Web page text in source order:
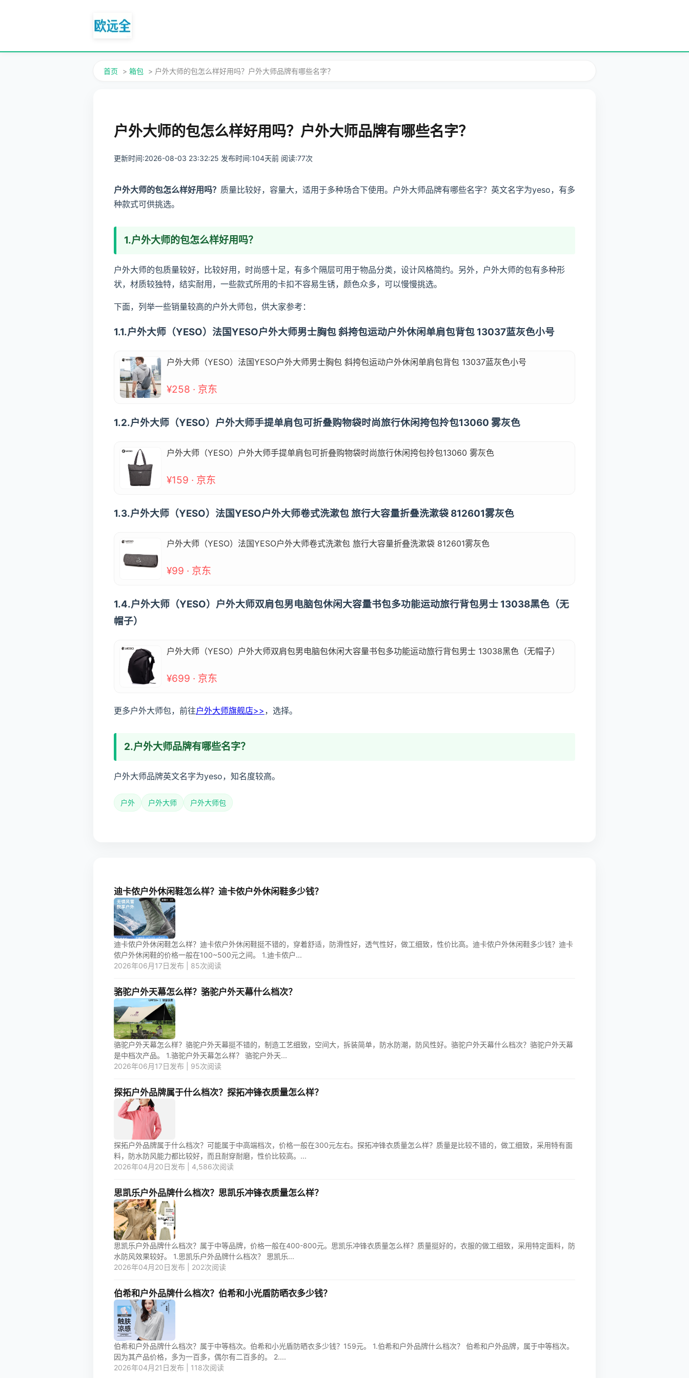
首页 > 箱包 > 户外大师的包怎么样好用吗？户外大师品牌有哪些名字？
户外大师的包怎么样好用吗？户外大师品牌有哪些名字？
更新时间:2026-08-03 23:32:25 发布时间:104天前 阅读:77次
户外大师的包怎么样好用吗？ 质量比较好，容量大，适用于多种场合下使用。户外大师品牌有哪些名字？英文名字为yeso，有多
种款式可供挑选。
1.户外大师的包怎么样好用吗？
户外大师的包质量较好，比较好用，时尚感十足，有多个隔层可用于物品分类，设计风格简约。另外，户外大师的包有多种形
状，材质较独特，结实耐用，一些款式所用的卡扣不容易生锈，颜色众多，可以慢慢挑选。
下面，列举一些销量较高的户外大师包，供大家参考：
1.1.户外大师（YESO）法国YESO户外大师男士胸包 斜挎包运动户外休闲单肩包背包 13037蓝灰色小号
户外大师（YESO）法国YESO户外大师男士胸包 斜挎包运动户外休闲单肩包背包 13037蓝灰色小号
¥258 · 京东
1.2.户外大师（YESO）户外大师手提单肩包可折叠购物袋时尚旅行休闲挎包拎包13060 雾灰色
户外大师（YESO）户外大师手提单肩包可折叠购物袋时尚旅行休闲挎包拎包13060 雾灰色
¥159 · 京东
1.3.户外大师（YESO）法国YESO户外大师卷式洗漱包 旅行大容量折叠洗漱袋 812601雾灰色
户外大师（YESO）法国YESO户外大师卷式洗漱包 旅行大容量折叠洗漱袋 812601雾灰色
¥99 · 京东
1.4.户外大师（YESO）户外大师双肩包男电脑包休闲大容量书包多功能运动旅行背包男士 13038黑色（无
帽子）
户外大师（YESO）户外大师双肩包男电脑包休闲大容量书包多功能运动旅行背包男士 13038黑色（无帽子）
¥699 · 京东
更多户外大师包，前往户外大师旗舰店>> ，选择。
2.户外大师品牌有哪些名字？
户外大师品牌英文名字为yeso，知名度较高。
户外 户外大师 户外大师包
迪卡侬户外休闲鞋怎么样？迪卡侬户外休闲鞋多少钱？
迪卡侬户外休闲鞋怎么样？迪卡侬户外休闲鞋挺不错的，穿着舒适，防滑性好，透气性好，做工细致，性价比高。迪卡侬户外休闲鞋多少钱？迪卡
侬户外休闲鞋的价格一般在100~500元之间。 1.迪卡侬户...
2026年06月17日发布 | 85次阅读
骆驼户外天幕怎么样？骆驼户外天幕什么档次？
骆驼户外天幕怎么样？骆驼户外天幕挺不错的，制造工艺细致，空间大，拆装简单，防水防潮，防风性好。骆驼户外天幕什么档次？骆驼户外天幕
是中档次产品。 1.骆驼户外天幕怎么样？ 骆驼户外天...
2026年06月17日发布 | 95次阅读
探拓户外品牌属于什么档次？探拓冲锋衣质量怎么样？
探拓户外品牌属于什么档次？可能属于中高端档次，价格一般在300元左右。探拓冲锋衣质量怎么样？质量是比较不错的，做工细致，采用特有面
料，防水防风能力都比较好，而且耐穿耐磨，性价比较高。...
2026年04月20日发布 | 4,586次阅读
思凯乐户外品牌什么档次？思凯乐冲锋衣质量怎么样？
思凯乐户外品牌什么档次？属于中等品牌，价格一般在400-800元。思凯乐冲锋衣质量怎么样？质量挺好的，衣服的做工细致，采用特定面料，防
水防风效果较好。 1.思凯乐户外品牌什么档次？ 思凯乐...
2026年04月20日发布 | 202次阅读
伯希和户外品牌什么档次？伯希和小光盾防晒衣多少钱？
伯希和户外品牌什么档次？属于中等档次。伯希和小光盾防晒衣多少钱？159元。 1.伯希和户外品牌什么档次？ 伯希和户外品牌，属于中等档次。
因为其产品价格，多为一百多，偶尔有二百多的。 2....
2026年04月21日发布 | 118次阅读